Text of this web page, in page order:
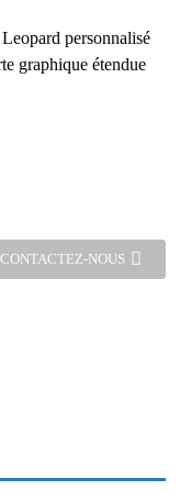
personnalisé
graphique étendue
CONTACTEZ-NOUS